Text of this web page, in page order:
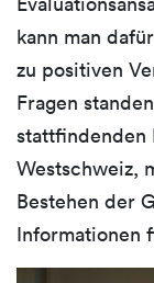
kann man
zu positiven
Fragen
stattfindenden
Westschweiz,
Bestehen der
Informationen